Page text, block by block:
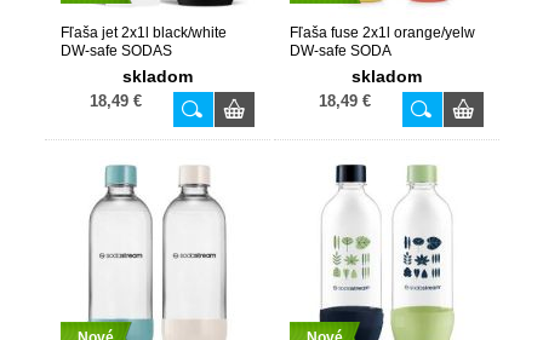
Fľaša jet 2x1l black/white
DW-safe SODAS
skladom
18,49 €
Fľaša fuse 2x1l orange/yelw
DW-safe SODA
skladom
18,49 €